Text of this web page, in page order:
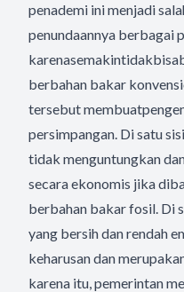
penademi ini menjadi
penundaannya berbagai
berbahan bakar
tersebut
persimpangan. Di satu
tidak menguntungkan
secara ekonomis jika
berbahan bakar fosil. Di
yang bersih dan rendah
keharusan dan
karena itu, pemerintan